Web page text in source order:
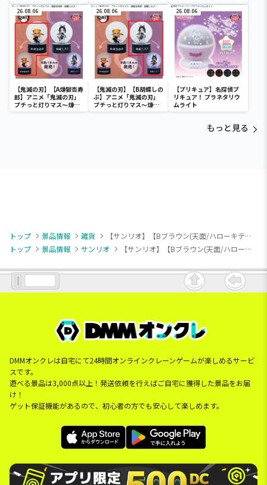
ウンドールBIGタイプ1
デカドール
26.08.06
【鬼滅の刃】【A煉獄杏寿
郎】アニメ「鬼滅の刃」
プチっと灯りマス～煉獄
杏寿郎・胡蝶しのぶ～
26.08.06
【鬼滅の刃】【B胡蝶しの
ぶ】アニメ「鬼滅の刃」
プチっと灯りマス～煉獄
杏寿郎・胡蝶しのぶ～
26.08.06
【プリキュア】名探偵プ
リキュア！ プラネタリウ
ムライト
もっと見る
トップ 景品情報 雑貨
【サンリオ】【Bブラウン(天面/ハローキティ)】ハローキティ いちご新聞645号コラボレーション大きなポッケ付きバスケット
トップ
景品情報 サンリオ 【サンリオ】【Bブラウン(天面/ハローキティ)】ハローキティ いちご新聞645号コラボレーション大きなポッケ付きバスケット
DMMオンクレは自宅にて24時間オンラインクレーンゲームが楽しめるサービ
スです。
遊べる景品は3,000点以上！発送依頼を行えばご自宅に獲得した景品をお届
け！
ゲット保証機能があるので、初心者の方でも安心して楽しめます。